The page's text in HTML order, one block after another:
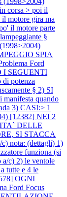
corsa > poi il
motore gira ma
il motore parte
§
SPIA
Ford
I SEGUENTI
potenza
§ 2) SI
quando
3) CASI:> 1
[12382] NEI 2
DELLE
SI STACCA
nota: (dettagli) 1)
funziona (si
a/c) 2) le ventole
tutte e 4 le
OGNI
Ford Focus